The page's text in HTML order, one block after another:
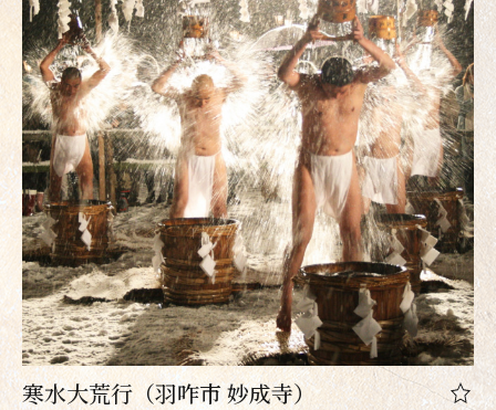
寒水大荒行（羽咋市 妙成寺）